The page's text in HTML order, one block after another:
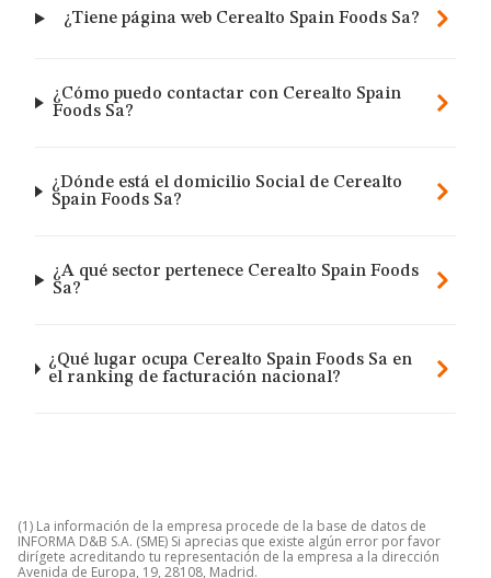
¿Tiene página web Cerealto Spain Foods Sa?
¿Cómo puedo contactar con Cerealto Spain
Foods Sa?
¿Dónde está el domicilio Social de Cerealto
Spain Foods Sa?
¿A qué sector pertenece Cerealto Spain Foods
Sa?
¿Qué lugar ocupa Cerealto Spain Foods Sa en
el ranking de facturación nacional?
(1) La información de la empresa procede de la base de datos de
INFORMA D&B S.A. (SME) Si aprecias que existe algún error por favor
dirígete acreditando tu representación de la empresa a la dirección
Avenida de Europa, 19, 28108, Madrid.